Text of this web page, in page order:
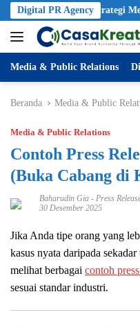
Digital PR Agency
PR Package: Strategi
Media & Public Relations
Beranda Media & Public
Media & Public Relations
Contoh Press
(Buka Cabang di
Baharudin Gia - Press
30 Desember 2025
Jika Anda tipe orang yang
kasus nyata daripada
melihat berbagai contoh
sesuai standar industri.